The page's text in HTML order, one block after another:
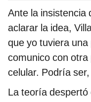
Ante la insistencia
aclarar la idea,
que yo tuviera
comunico con
celular. Podría ser,
La teoría